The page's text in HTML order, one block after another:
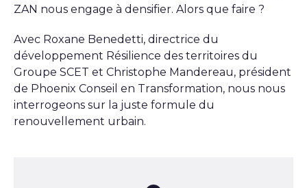
ZAN nous engage à densifier. Alors que faire ?
Avec Roxane Benedetti, directrice du
développement Résilience des territoires du
Groupe SCET et Christophe Mandereau, président
de Phoenix Conseil en Transformation, nous nous
interrogeons sur la juste formule du
renouvellement urbain.